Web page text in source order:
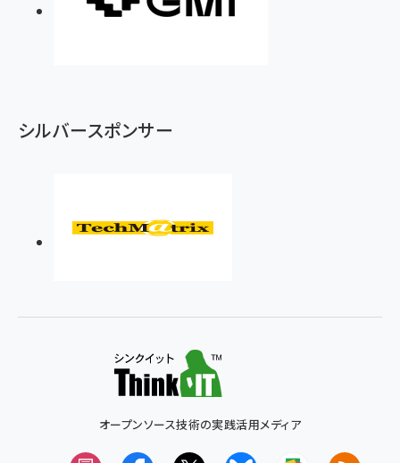
シルバースポンサー
オープンソース技術の実践活用メディア